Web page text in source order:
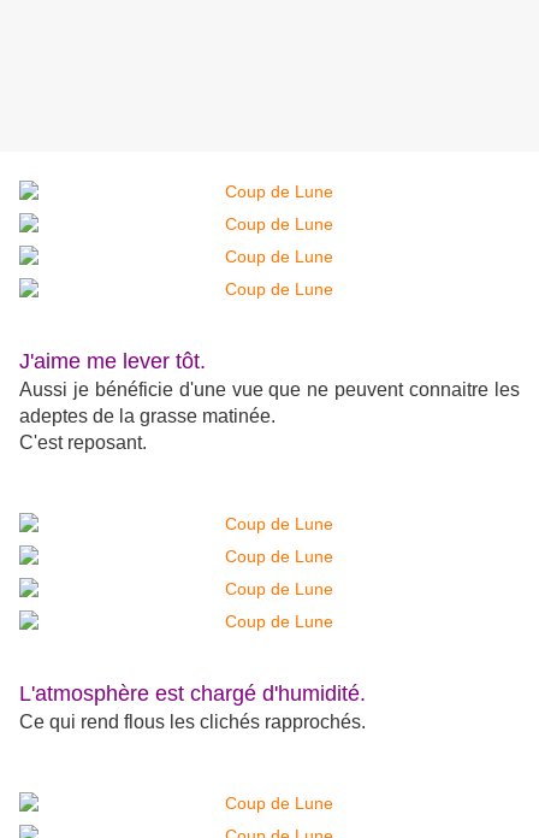
J'aime me lever tôt.
Aussi je bénéficie d'une vue que ne peuvent connaitre les
adeptes de la grasse matinée.
C'est reposant.
L'atmosphère est chargé d'humidité.
Ce qui rend flous les clichés rapprochés.